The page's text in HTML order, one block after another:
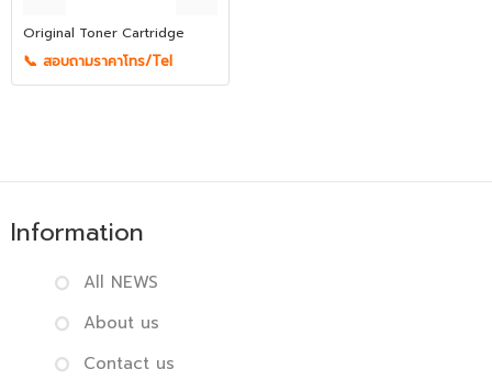
Original Toner Cartridge
📞 สอบถามราคาโทร/Tel
Information
All NEWS
About us
Contact us